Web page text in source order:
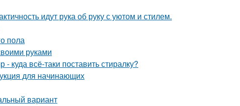
идут рука об руку с уютом и стилем.
пола
руками
куда всё-таки поставить стиралку?
для начинающих
вариант